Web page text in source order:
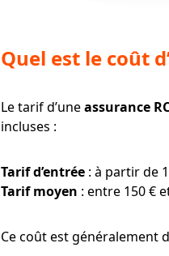
Quel est le coût
Le tarif d’uneassurance
incluses :
Tarif d’entrée : à partir de
Tarif moyen : entre 150 €
Ce coût est généralement